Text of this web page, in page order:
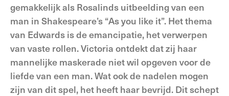
gemakkelijk als Rosalinds uitbeelding van een
man in Shakespeare’s “As you like it”. Het thema
van Edwards is de emancipatie, het verwerpen
van vaste rollen. Victoria ontdekt dat zij haar
mannelijke maskerade niet wil opgeven voor de
liefde van een man. Wat ook de nadelen mogen
zijn van dit spel, het heeft haar bevrijd. Dit schept